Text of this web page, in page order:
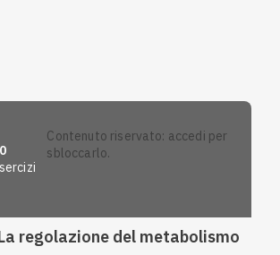
linfatico / Apparato cardiovascolare
contenuto riservato: accedi per
sbloccarlo.
regolazione del metabolismo